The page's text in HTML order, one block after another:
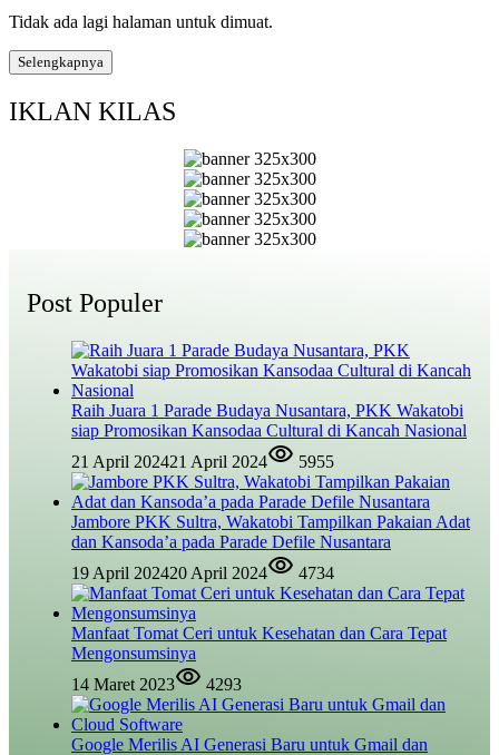
Tidak ada lagi halaman untuk dimuat.
Selengkapnya
IKLAN KILAS
Post Populer
Raih Juara 1 Parade Budaya Nusantara, PKK Wakatobi
siap Promosikan Kansodaa Cultural di Kancah Nasional
21 April 202421 April 2024 5955
Jambore PKK Sultra, Wakatobi Tampilkan Pakaian Adat
dan Kansoda’a pada Parade Defile Nusantara
19 April 202420 April 2024 4734
Manfaat Tomat Ceri untuk Kesehatan dan Cara Tepat
Mengonsumsinya
14 Maret 2023
4293
Google Merilis AI Generasi Baru untuk Gmail dan